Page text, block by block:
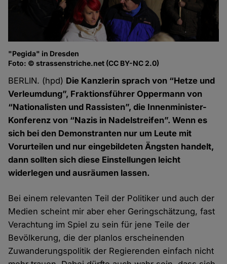
"Pegida" in Dresden
Foto: © strassenstriche.net (CC BY-NC 2.0)
BERLIN. (hpd) Die Kanzlerin sprach von “Hetze und
Verleumdung”, Fraktionsführer Oppermann von
“Nationalisten und Rassisten”, die Innenminister-
Konferenz von “Nazis in Nadelstreifen”. Wenn es
sich bei den Demonstranten nur um Leute mit
Vorurteilen und nur eingebildeten Ängsten handelt,
dann sollten sich diese Einstellungen leicht
widerlegen und ausräumen lassen.
Bei einem relevanten Teil der Politiker und auch der
Medien scheint mir aber eher Geringschätzung, fast
Verachtung im Spiel zu sein für jene Teile der
Bevölkerung, die der planlos erscheinenden
Zuwanderungspolitik der Regierenden einfach nicht